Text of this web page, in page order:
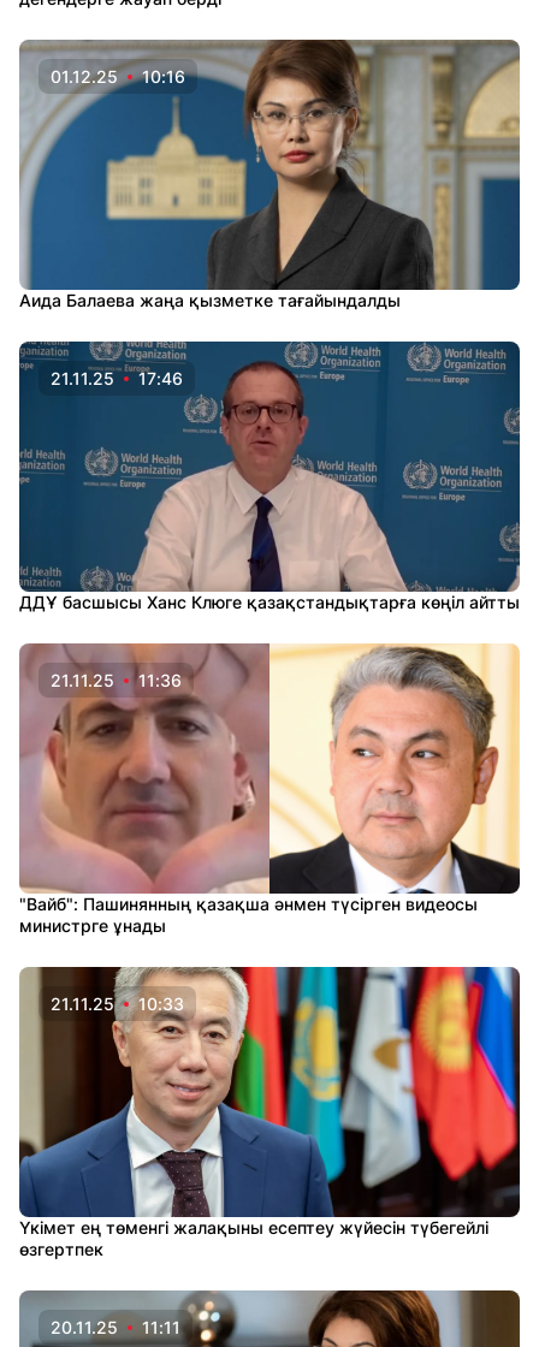
01.12.25 10:16
Аида Балаева жаңа қызметке тағайындалды
21.11.25 17:46
ДДҰ басшысы Ханс Клюге қазақстандықтарға көңіл айтты
21.11.25 11:36
"Вайб": Пашинянның қазақша әнмен түсірген видеосы
министрге ұнады
21.11.25 10:33
Үкімет ең төменгі жалақыны есептеу жүйесін түбегейлі
өзгертпек
20.11.25 11:11